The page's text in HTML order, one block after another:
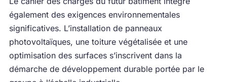
également des exigences environnementales
significatives. L’installation de panneaux
photovoltaïques, une toiture végétalisée et une
optimisation des surfaces s’inscrivent dans la
démarche de développement durable portée par le